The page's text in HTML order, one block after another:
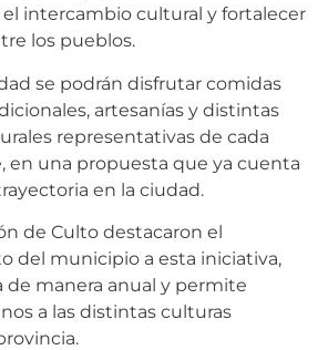
intercambio cultural y fortalecer
los pueblos.
se podrán disfrutar comidas
artesanías y distintas
representativas de cada
en una propuesta que ya cuenta
en la ciudad.
de Culto destacaron el
del municipio a esta iniciativa,
de manera anual y permite
a las distintas culturas